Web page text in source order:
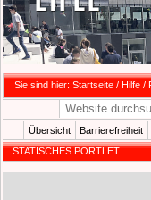
Sie sind hier: Startseite / Hilfe /
Übersicht Barrierefreiheit
STATISCHES PORTLET